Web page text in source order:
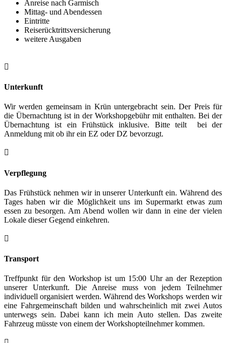
Anreise nach Garmisch
Mittag- und Abendessen
Eintritte
Reiserücktrittsversicherung
weitere Ausgaben

Unterkunft
Wir werden gemeinsam in Krün untergebracht sein. Der Preis für
die Übernachtung ist in der Workshopgebühr mit enthalten. Bei der
Übernachtung ist ein Frühstück inklusive. Bitte teilt bei der
Anmeldung mit ob ihr ein EZ oder DZ bevorzugt.

Verpflegung
Das Frühstück nehmen wir in unserer Unterkunft ein. Während des
Tages haben wir die Möglichkeit uns im Supermarkt etwas zum
essen zu besorgen. Am Abend wollen wir dann in eine der vielen
Lokale dieser Gegend einkehren.

Transport
Treffpunkt für den Workshop ist um 15:00 Uhr an der Rezeption
unserer Unterkunft. Die Anreise muss von jedem Teilnehmer
individuell organisiert werden. Während des Workshops werden wir
eine Fahrgemeinschaft bilden und wahrscheinlich mit zwei Autos
unterwegs sein. Dabei kann ich mein Auto stellen. Das zweite
Fahrzeug müsste von einem der Workshopteilnehmer kommen.